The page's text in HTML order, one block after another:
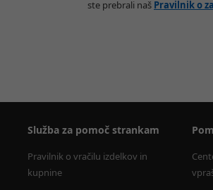
ste prebrali naš Pravilnik o
Služba za pomoč strankam
Pravilnik o vračilu izdelkov in
kupnine